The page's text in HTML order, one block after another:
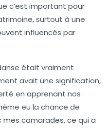
c’est important pour
surtout à une
influencés par
était vraiment
avait une signification,
en apprenant nos
eu la chance de
camarades, ce qui a